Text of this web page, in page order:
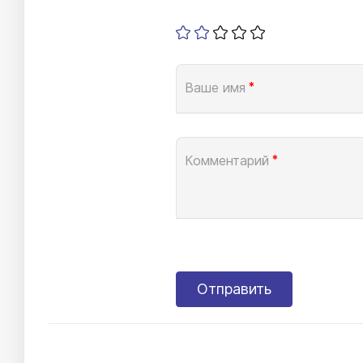
Ваше имя *
Комментарий *